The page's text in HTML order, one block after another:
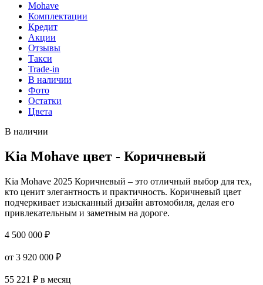
Mohave
Комплектации
Кредит
Акции
Отзывы
Такси
Trade-in
В наличии
Фото
Остатки
Цвета
В наличии
Kia Mohave цвет - Коричневый
Kia Mohave 2025 Коричневый – это отличный выбор для тех,
кто ценит элегантность и практичность. Коричневый цвет
подчеркивает изысканный дизайн автомобиля, делая его
привлекательным и заметным на дороге.
4 500 000 ₽
от 3 920 000 ₽
55 221 ₽ в месяц